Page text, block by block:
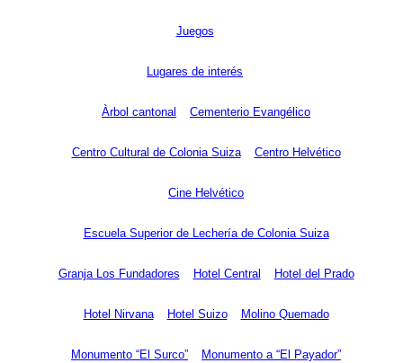
Juegos
Lugares de interés
Àrbol cantonal Cementerio Evangélico
Centro Cultural de Colonia Suiza Centro Helvético
Cine Helvético
Escuela Superior de Lechería de Colonia Suiza
Granja Los Fundadores Hotel Central Hotel del Prado
Hotel Nirvana Hotel Suizo Molino Quemado
Monumento “El Surco” Monumento a “El Payador”